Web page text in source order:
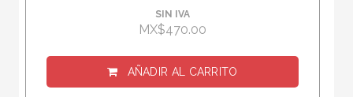
SIN IVA
MX$470.00
AÑADIR AL CARRITO